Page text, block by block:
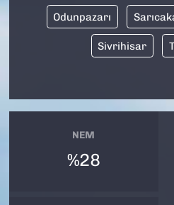
Odunpazarı
Sivrihisar
NEM
%28